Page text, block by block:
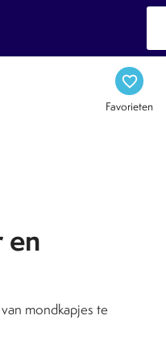
favorite_border
Favorieten
en
mondkapjes te